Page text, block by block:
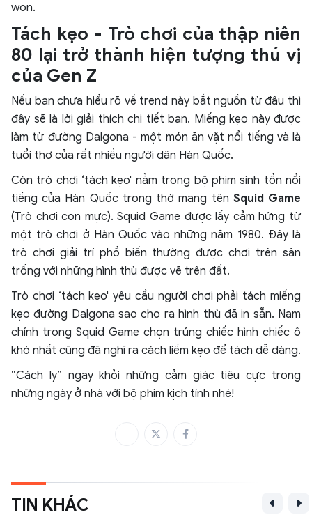
won.
Tách kẹo - Trò chơi của thập niên
80 lại trở thành hiện tượng thú vị
của Gen Z
Nếu bạn chưa hiểu rõ về trend này bắt nguồn từ đâu thì
đây sẽ là lời giải thích chi tiết bạn. Miếng kẹo này được
làm từ đường Dalgona - một món ăn vặt nổi tiếng và là
tuổi thơ của rất nhiều người dân Hàn Quốc.
Còn trò chơi ‘tách kẹo' nằm trong bộ phim sinh tồn nổi
tiếng của Hàn Quốc trong thờ mang tên Squid Game
(Trò chơi con mực). Squid Game được lấy cảm hứng từ
một trò chơi ở Hàn Quốc vào những năm 1980. Đây là
trò chơi giải trí phổ biến thường được chơi trên sân
trống với những hình thù được vẽ trên đất.
Trò chơi ‘tách kẹo' yêu cầu người chơi phải tách miếng
kẹo đường Dalgona sao cho ra hình thù đã in sẵn. Nam
chính trong Squid Game chọn trúng chiếc hình chiếc ô
khó nhất cũng đã nghĩ ra cách liếm kẹo để tách dễ dàng.
“Cách ly” ngay khỏi những cảm giác tiêu cực trong
những ngày ở nhà với bộ phim kịch tính nhé!
TIN KHÁC